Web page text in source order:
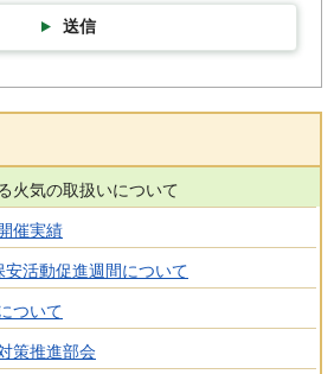
送信
火気の取扱いについて
催実績
活動促進週間について
ついて
策推進部会